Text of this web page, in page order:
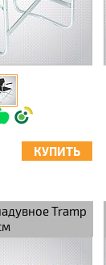
КУПИТЬ
Tramp